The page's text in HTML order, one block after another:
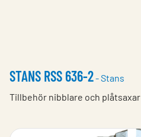
STANS RSS 636-2- Stans
Tillbehör nibblare och plåtsaxar